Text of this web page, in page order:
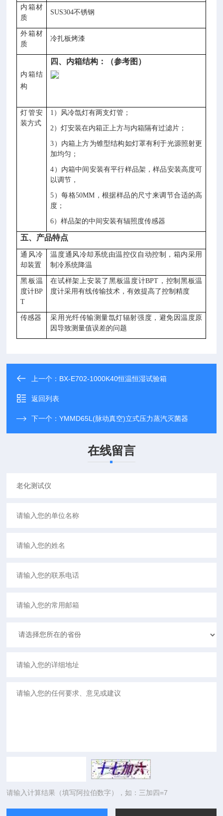
内箱材
质
SUS304不锈钢
外箱材
质
冷扎板烤漆
内箱结
构
四、内箱结构： （参考图）
灯管安
装方式
1）风冷氙灯有两支灯管；
2）灯安装在内箱正上方与内箱隔有过滤片；
3）内箱上方为锥型结构如灯罩有利于光源照射更
加均匀；
4）内箱中间安装有平行样品架，样品安装高度可
以调节，
5）每格50MM，根据样品的尺寸来调节合适的高
度；
6）样品架的中间安装有辐照度传感器
五、产品特点
通风冷
却装置
温度通风冷却系统由温控仪自动控制，箱内采用
制冷系统降温
黑板温
度计BP
T
在试样架上安装了黑板温度计BPT，控制黑板温
度计采用有线传输技术，有效提高了控制精度
传感器
采用光纤传输测量氙灯辐射强度，避免因温度原
因导致测量值误差的问题
上一个： BX-E702-1000K40恒温恒湿试验箱
返回列表
下一个：YMMD65L(脉动真空)立式压力蒸汽灭菌器
在线留言
请输入计算结果（填写阿拉伯数字），如：三加四=7